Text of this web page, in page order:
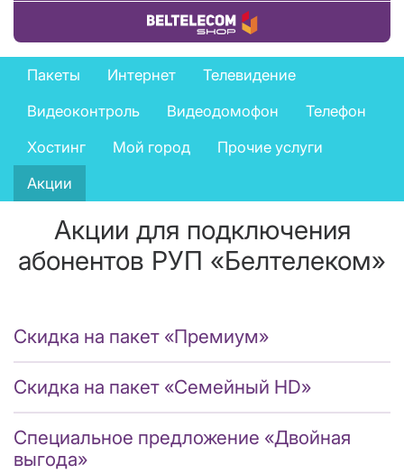
Купить товар
Private
services
menu
Пакеты Интернет
Телевидение
Видеоконтроль
Видеодомофон
Телефон
Хостинг
Мой город
Прочие услуги
Акции
Акции для подключения
абонентов РУП «Белтелеком»
Скидка на пакет «Премиум»
Скидка на пакет «Семейный HD»
Специальное предложение «Двойная
выгода»